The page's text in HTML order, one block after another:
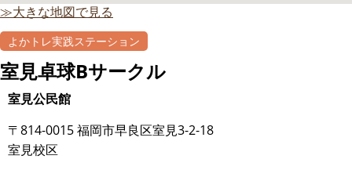
≫大きな地図で見る
よかトレ実践ステーション
室見卓球Bサークル
室見公民館
〒814-0015 福岡市早良区室見3-2-18
室見校区